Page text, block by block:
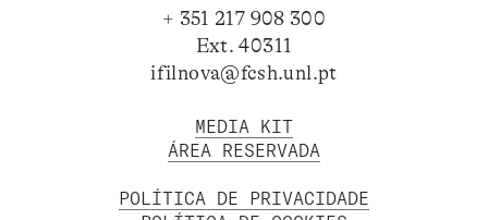
+ 351 217 908 300
Ext. 40311
ifilnova@fcsh.unl.pt
MEDIA KIT
ÁREA RESERVADA
POLÍTICA DE PRIVACIDADE